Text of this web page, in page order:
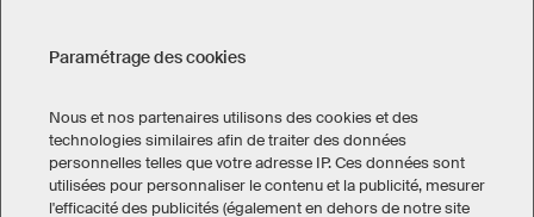
Paramétrage des cookies
Nous et nos partenaires utilisons des cookies et des
technologies similaires afin de traiter des données
personnelles telles que votre adresse IP. Ces données sont
utilisées pour personnaliser le contenu et la publicité, mesurer
l'efficacité des publicités (également en dehors de notre site